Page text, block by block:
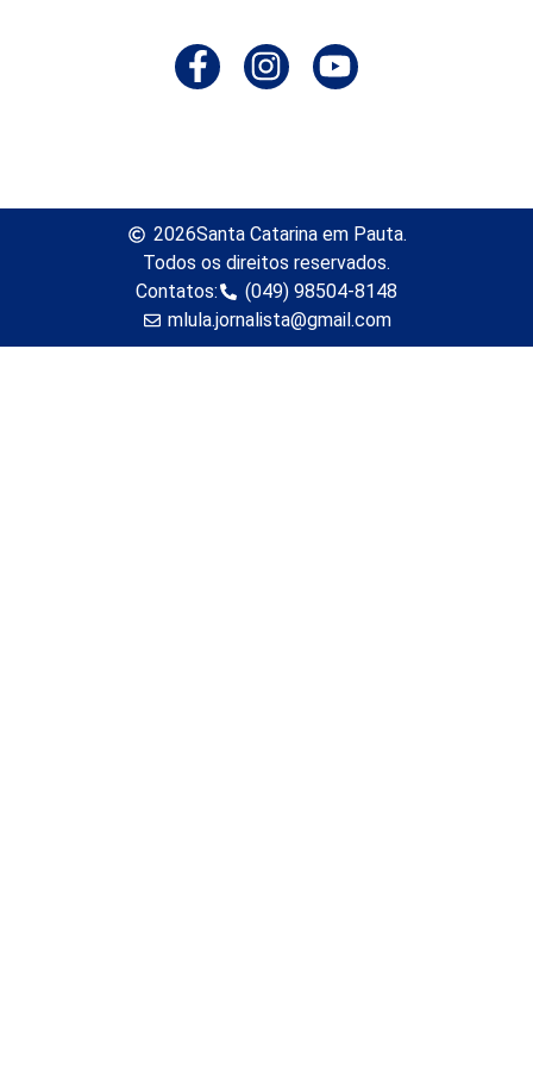
2026Santa Catarina em Pauta.
Todos os direitos reservados.
Contatos:
(049) 98504-8148
mlula.jornalista@gmail.com